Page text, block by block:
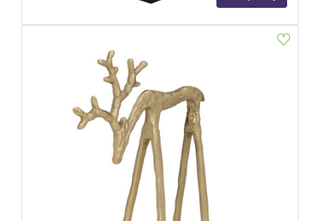
Фигурка Олень Eglo Kurolino 427592